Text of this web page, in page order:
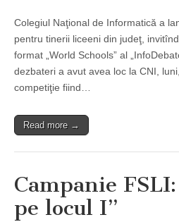
Colegiul Naţional de Informatică a
pentru tinerii liceeni din judeţ,
format „World Schools” al
dezbateri a avut avea loc la CNI,
competiţie fiind…
Read more →
Campanie
pe locul I”